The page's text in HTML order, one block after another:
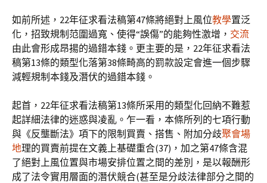
如前所述，22年征求看法稿第47條將絕對上風位教學置泛
化，招致規制范圍過寬、使得“誤傷”的能夠性激增， 交流
由此會形成昂揚的過錯本錢。更主要的是，22年征求看法
稿第13條的類型化落第38條畸高的罰款設定會進一個步驟
減輕規制本錢及潛伏的過錯本錢。
起首，22年征求看法稿第13條所采用的類型化回納不難惹
起詳細法律的迷惑與凌亂。乍一看，本條所列的七項行動
與《反壟斷法》項下的限制買賣、搭售、附加分歧聚會場
地理的買賣前提在文義上基礎重合(37)，加之第47條含混
了絕對上風位置與市場安排位置之間的差別，是以報酬形
成了法令實用層面的潛伏競合(甚至是分歧法律部分之間的